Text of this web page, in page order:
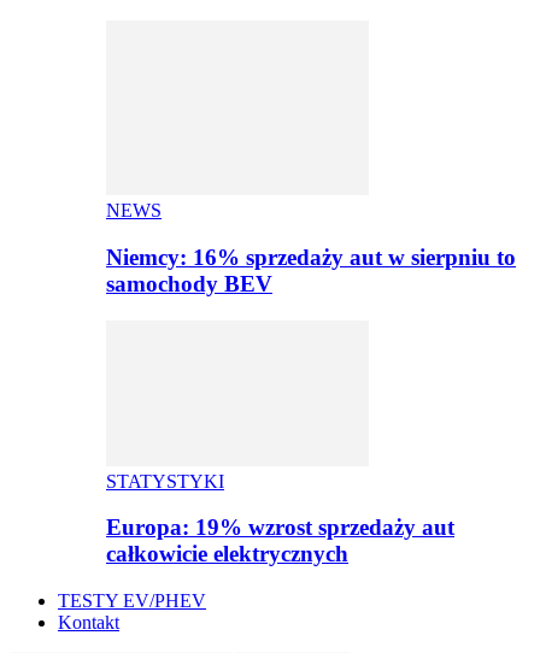
NEWS
Niemcy: 16% sprzedaży aut w sierpniu to
samochody BEV
STATYSTYKI
Europa: 19% wzrost sprzedaży aut
całkowicie elektrycznych
TESTY EV/PHEV
Kontakt